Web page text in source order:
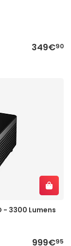
349€90
- 3300 Lumens
999€95